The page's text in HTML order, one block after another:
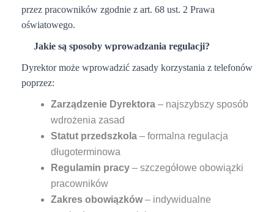
przez pracowników zgodnie z art. 68 ust. 2 Prawa
oświatowego.
Jakie są sposoby wprowadzania regulacji?
Dyrektor może wprowadzić zasady korzystania z telefonów
poprzez:
Zarządzenie Dyrektora– najszybszy sposób
wdrożenia zasad
Statut przedszkola– formalna regulacja
długoterminowa
Regulamin pracy– szczegółowe obowiązki
pracowników
Zakres obowiązków– indywidualne